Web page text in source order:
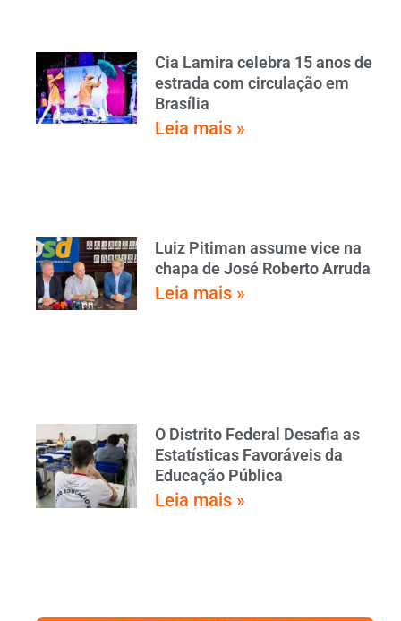
Cia Lamira celebra 15 anos de
estrada com circulação em
Brasília
Leia mais »
Luiz Pitiman assume vice na
chapa de José Roberto Arruda
Leia mais »
O Distrito Federal Desafia as
Estatísticas Favoráveis da
Educação Pública
Leia mais »